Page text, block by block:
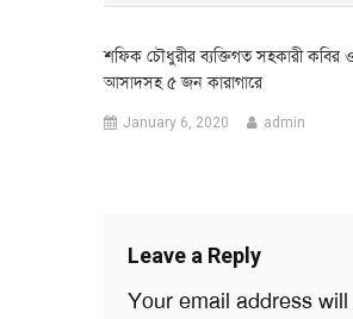
শফিক চৌধুরীর ব্যক্তিগত সহকারী কবির
আসাদসহ ৫ জন কারাগারে
January 6, 2020 admin
Leave a Reply
Your email address